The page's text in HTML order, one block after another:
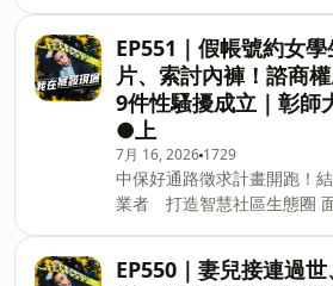
快速讓大樓、或是傳統公寓
管。 👉點擊看完整報導：
https://reurl.cc/gNvxdp 歡迎撥打專線
０８００－２２１１－９５
https://forms.gle/
中保科技將有專人與您聯絡 2020年，新
北板橋一名兒子返家探望父母
房間裡發現母親早已死亡，
旁，冷冷說出：「我把你媽
在鄰居眼中相處正常、共同
夫
分，有人甚至復職回到校園
解彰師大狼師案背後的機構背
度漏洞，以及StandbyMe平
害者，逼迫沉睡已久的體制
任。 (00:00:11) 上集提要 (00:02:13) 「自
己注意安全」 (00:09:37) 誰能全身而退
(00:15:51) StandbyMe平台 (00:22:59) 結
語 主持人：陳豐德 🎉Discord群組開張
啦！快來加入一起聊天👉🏻
https://discord.gg/GZts55RPuF 📢
EP551｜假帳號約女
片、索討內褲！諮商
9件性騷擾成立｜彰師
●上
7月 16, 2026 1729
中保好通路徵求計畫開跑！
業者 打造智慧社區生態圈 面對市場需求
通路」計畫，盼攜手跨產業
服務場域延伸出新商機。這
EP550｜妻兒接連過